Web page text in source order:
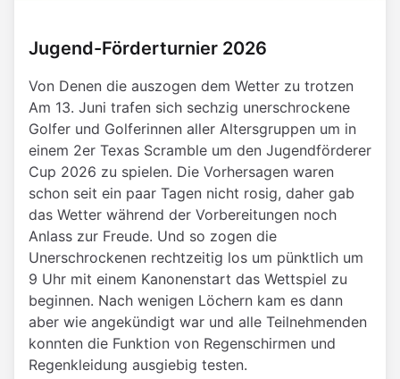
Jugend-Förderturnier 2026
Von Denen die auszogen dem Wetter zu trotzen
Am 13. Juni trafen sich sechzig unerschrockene
Golfer und Golferinnen aller Altersgruppen um in
einem 2er Texas Scramble um den Jugendförderer
Cup 2026 zu spielen. Die Vorhersagen waren
schon seit ein paar Tagen nicht rosig, daher gab
das Wetter während der Vorbereitungen noch
Anlass zur Freude. Und so zogen die
Unerschrockenen rechtzeitig los um pünktlich um
9 Uhr mit einem Kanonenstart das Wettspiel zu
beginnen. Nach wenigen Löchern kam es dann
aber wie angekündigt war und alle Teilnehmenden
konnten die Funktion von Regenschirmen und
Regenkleidung ausgiebig testen.